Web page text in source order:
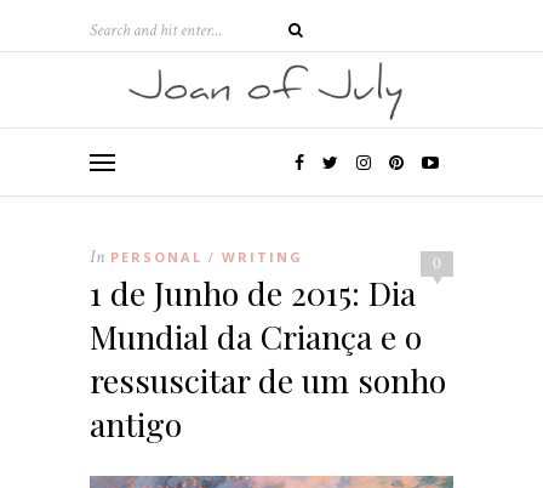
0
In PERSONAL / WRITING
1 de Junho de 2015: Dia
Mundial da Criança e o
ressuscitar de um sonho
antigo